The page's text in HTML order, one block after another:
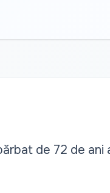
de 72 de